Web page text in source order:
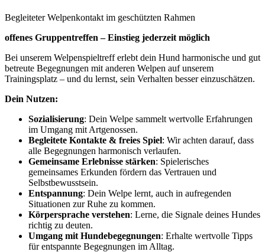
Begleiteter Welpenkontakt im geschützten Rahmen
offenes Gruppentreffen – Einstieg jederzeit möglich
Bei unserem Welpenspieltreff erlebt dein Hund harmonische und gut
betreute Begegnungen mit anderen Welpen auf unserem
Trainingsplatz – und du lernst, sein Verhalten besser einzuschätzen.
Dein Nutzen:
Sozialisierung: Dein Welpe sammelt wertvolle Erfahrungen
im Umgang mit Artgenossen.
Begleitete Kontakte & freies Spiel: Wir achten darauf, dass
alle Begegnungen harmonisch verlaufen.
Gemeinsame Erlebnisse stärken: Spielerisches
gemeinsames Erkunden fördern das Vertrauen und
Selbstbewusstsein.
Entspannung: Dein Welpe lernt, auch in aufregenden
Situationen zur Ruhe zu kommen.
Körpersprache verstehen: Lerne, die Signale deines Hundes
richtig zu deuten.
Umgang mit Hundebegegnungen: Erhalte wertvolle Tipps
für entspannte Begegnungen im Alltag.